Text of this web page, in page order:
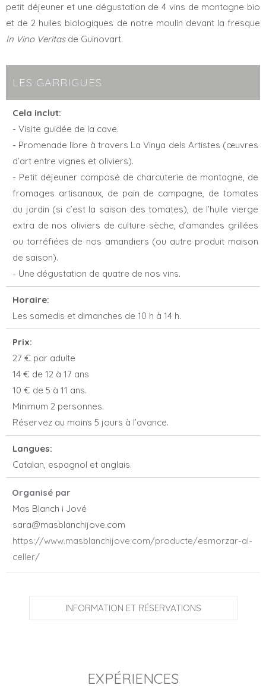
petit déjeuner et une dégustation de 4 vins de montagne bio
et de 2 huiles biologiques de notre moulin devant la fresque
In Vino Veritasde Guinovart.
LES GARRIGUES
Cela inclut:
- Visite guidée de la cave.
- Promenade libre à travers La Vinya dels Artistes (œuvres
d’art entre vignes et oliviers).
- Petit déjeuner composé de charcuterie de montagne, de
fromages artisanaux, de pain de campagne, de tomates
du jardin (si c’est la saison des tomates), de l’huile vierge
extra de nos oliviers de culture sèche, d'amandes grillées
ou torréfiées de nos amandiers (ou autre produit maison
de saison).
- Une dégustation de quatre de nos vins.
Horaire:
Les samedis et dimanches de 10 h à 14 h.
Prix:
27 € par adulte
14 € de 12 à 17 ans
10 € de 5 à 11 ans.
Minimum 2 personnes.
Réservez au moins 5 jours à l’avance.
Langues:
Catalan, espagnol et anglais.
Organisé par
Mas Blanch i Jové
sara@masblanchijove.com
https://www.masblanchijove.com/producte/esmorzar-al-
celler/
INFORMATION ET RÉSERVATIONS
EXPÉRIENCES